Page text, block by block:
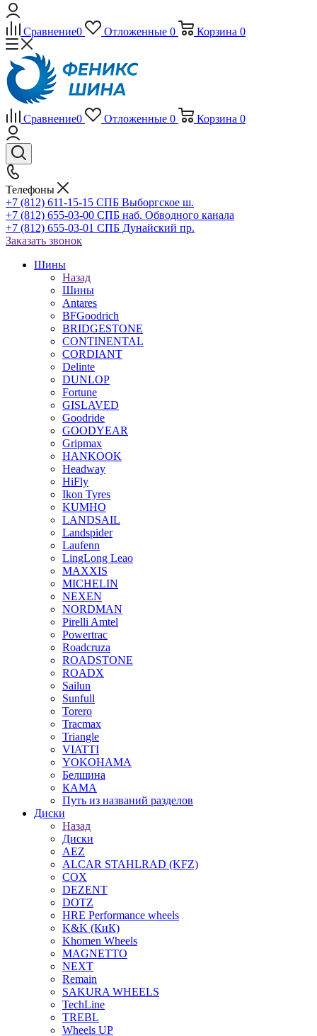
Сравнение0 Отложенные 0 Корзина 0
Сравнение0 Отложенные 0 Корзина 0
Телефоны
+7 (812) 611-15-15 СПБ Выборгское ш.
+7 (812) 655-03-00 СПБ наб. Обводного канала
+7 (812) 655-03-01 СПБ Дунайский пр.
Заказать звонок
Шины
Назад
Шины
Antares
BFGoodrich
BRIDGESTONE
CONTINENTAL
CORDIANT
Delinte
DUNLOP
Fortune
GISLAVED
Goodride
GOODYEAR
Gripmax
HANKOOK
Headway
HiFly
Ikon Tyres
KUMHO
LANDSAIL
Landspider
Laufenn
LingLong Leao
MAXXIS
MICHELIN
NEXEN
NORDMAN
Pirelli Amtel
Powertrac
Roadcruza
ROADSTONE
ROADX
Sailun
Sunfull
Torero
Tracmax
Triangle
VIATTI
YOKOHAMA
Белшина
КАМА
Путь из названий разделов
Диски
Назад
Диски
AEZ
ALCAR STAHLRAD (KFZ)
COX
DEZENT
DOTZ
HRE Performance wheels
K&K (КиК)
Khomen Wheels
MAGNETTO
NEXT
Remain
SAKURA WHEELS
TechLine
TREBL
Wheels UP